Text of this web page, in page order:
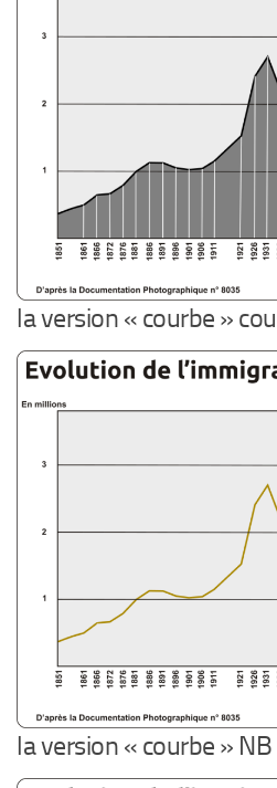
la version « courbe »
la version « courbe » NB